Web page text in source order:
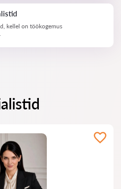
kellel on töökogemus